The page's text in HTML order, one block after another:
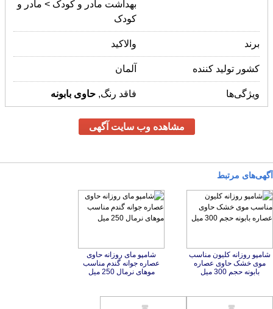
کودک
برند والاکید
کشور تولید کننده آلمان
ویژگی‌ها فاقد رنگ, حاوی بابونه
مشاهده وب سایت آگهی
آگهی‌های مرتبط
شامپو روزانه کلیون مناسب
موی خشک حاوی عصاره
بابونه حجم 300 میل
شامپو مای روزانه حاوی
عصاره جوانه گندم مناسب
موهای نرمال 250 میل